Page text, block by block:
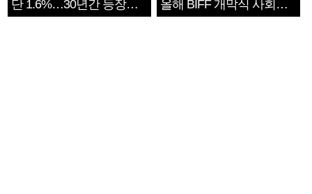
단 1.6%…30년간 등장
1182개팀 전수조사
올해 BIFF 개막식 사회자
확정